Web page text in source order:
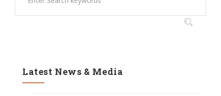
Latest News & Media